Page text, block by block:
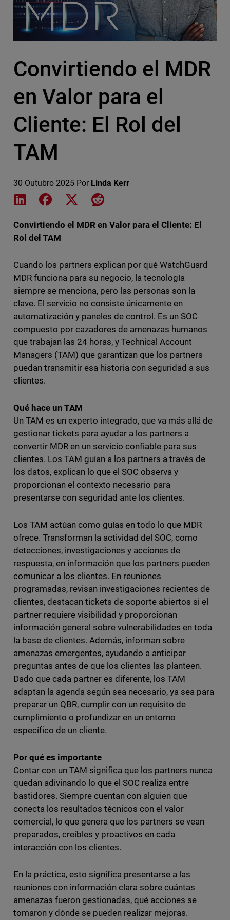
Convirtiendo el MDR
en Valor para el
Cliente: El Rol del
TAM
30 Outubro 2025 Por Linda Kerr
Share on LinkedIn
Share on Facebook
Share on XShare on Reddit
Convirtiendo el MDR en Valor para el Cliente: El
Rol del TAM
Cuando los partners explican por qué WatchGuard
MDR funciona para su negocio, la tecnología
siempre se menciona, pero las personas son la
clave. El servicio no consiste únicamente en
automatización y paneles de control. Es un SOC
compuesto por cazadores de amenazas humanos
que trabajan las 24 horas, y Technical Account
Managers (TAM) que garantizan que los partners
puedan transmitir esa historia con seguridad a sus
clientes.
Qué hace un TAM
Un TAM es un experto integrado, que va más allá de
gestionar tickets para ayudar a los partners a
convertir MDR en un servicio confiable para sus
clientes. Los TAM guían a los partners a través de
los datos, explican lo que el SOC observa y
proporcionan el contexto necesario para
presentarse con seguridad ante los clientes.
Los TAM actúan como guías en todo lo que MDR
ofrece. Transforman la actividad del SOC, como
detecciones, investigaciones y acciones de
respuesta, en información que los partners pueden
comunicar a los clientes. En reuniones
programadas, revisan investigaciones recientes de
clientes, destacan tickets de soporte abiertos si el
partner requiere visibilidad y proporcionan
información general sobre vulnerabilidades en toda
la base de clientes. Además, informan sobre
amenazas emergentes, ayudando a anticipar
preguntas antes de que los clientes las planteen.
Dado que cada partner es diferente, los TAM
adaptan la agenda según sea necesario, ya sea para
preparar un QBR, cumplir con un requisito de
cumplimiento o profundizar en un entorno
específico de un cliente.
Por qué es importante
Contar con un TAM significa que los partners nunca
quedan adivinando lo que el SOC realiza entre
bastidores. Siempre cuentan con alguien que
conecta los resultados técnicos con el valor
comercial, lo que genera que los partners se vean
preparados, creíbles y proactivos en cada
interacción con los clientes.
En la práctica, esto significa presentarse a las
reuniones con información clara sobre cuántas
amenazas fueron gestionadas, qué acciones se
tomaron y dónde se pueden realizar mejoras.